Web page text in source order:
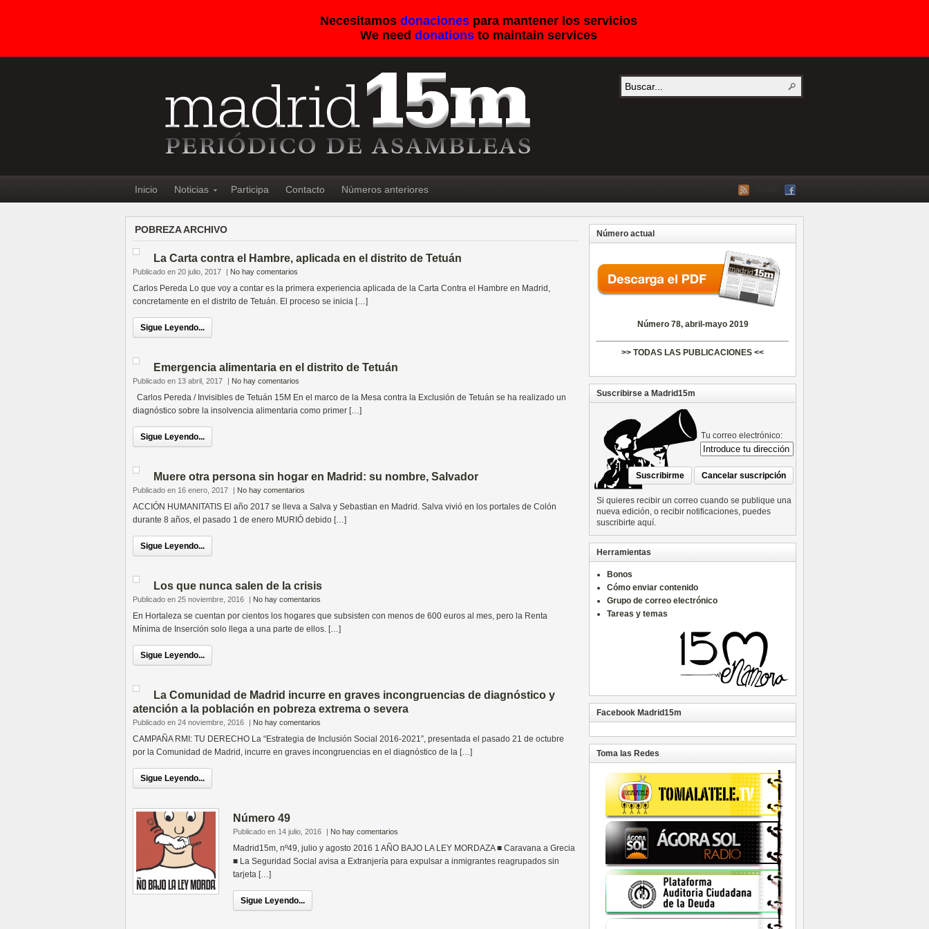
Necesitamos donacionespara mantener los servicios
We need donationsto maintain services
Inicio Noticias Participa Contacto Números anteriores
POBREZA ARCHIVO
La Carta contra el Hambre, aplicada en el distrito de Tetuán
Publicado en 20 julio, 2017 | No hay comentarios
Carlos Pereda Lo que voy a contar es la primera experiencia aplicada de la Carta Contra el Hambre en Madrid,
concretamente en el distrito de Tetuán. El proceso se inicia […]
Sigue Leyendo...
Emergencia alimentaria en el distrito de Tetuán
Publicado en 13 abril, 2017 | No hay comentarios
Carlos Pereda / Invisibles de Tetuán 15M En el marco de la Mesa contra la Exclusión de Tetuán se ha realizado un
diagnóstico sobre la insolvencia alimentaria como primer […]
Sigue Leyendo...
Muere otra persona sin hogar en Madrid: su nombre, Salvador
Publicado en 16 enero, 2017 | No hay comentarios
ACCIÓN HUMANITATIS El año 2017 se lleva a Salva y Sebastian en Madrid. Salva vivió en los portales de Colón
durante 8 años, el pasado 1 de enero MURIÓ debido […]
Sigue Leyendo...
Los que nunca salen de la crisis
Publicado en 25 noviembre, 2016 | No hay comentarios
En Hortaleza se cuentan por cientos los hogares que subsisten con menos de 600 euros al mes, pero la Renta
Mínima de Inserción solo llega a una parte de ellos. […]
Sigue Leyendo...
La Comunidad de Madrid incurre en graves incongruencias de diagnóstico y
atención a la población en pobreza extrema o severa
Publicado en 24 noviembre, 2016 | No hay comentarios
CAMPAÑA RMI: TU DERECHO La “Estrategia de Inclusión Social 2016-2021”, presentada el pasado 21 de octubre
por la Comunidad de Madrid, incurre en graves incongruencias en el diagnóstico de la […]
Sigue Leyendo...
Número 49
Publicado en 14 julio, 2016 | No hay comentarios
Madrid15m, nº49, julio y agosto 2016 1 AÑO BAJO LA LEY MORDAZA ■ Caravana a Grecia
■ La Seguridad Social avisa a Extranjería para expulsar a inmigrantes reagrupados sin
tarjeta […]
Sigue Leyendo...
Número actual
Número 78, abril-mayo 2019
>> TODAS LAS PUBLICACIONES <<
Suscribirse a Madrid15m
Tu correo electrónico:
Si quieres recibir un correo cuando se publique una
nueva edición, o recibir notificaciones, puedes
suscribirte aquí.
Herramientas
Bonos
Cómo enviar contenido
Grupo de correo electrónico
Tareas y temas
Facebook Madrid15m
Toma las Redes